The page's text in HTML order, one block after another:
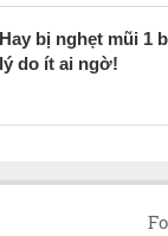
Hay bị nghẹt mũi 1
lý do ít ai ngờ!